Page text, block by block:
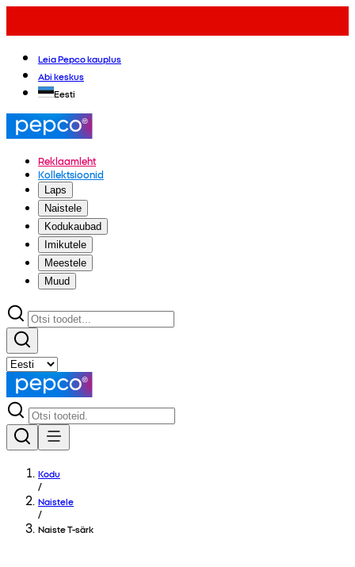
Leia Pepco kauplus
Abi keskus
Eesti
Reklaamleht
Kollektsioonid
Laps
Naistele
Kodukaubad
Imikutele
Meestele
Muud
Kodu
/
Naistele
/
Naiste T-särk